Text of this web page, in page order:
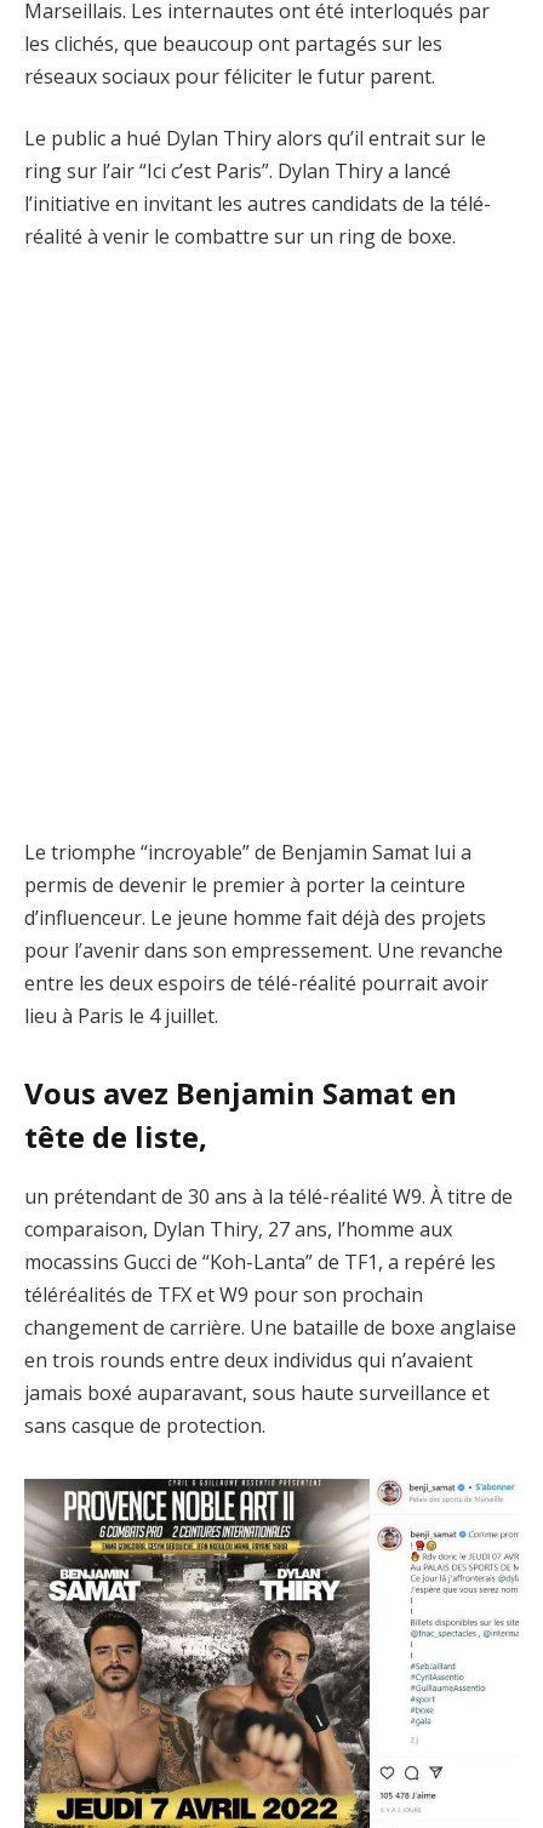
Marseillais. Les internautes ont été interloqués par
les clichés, que beaucoup ont partagés sur les
réseaux sociaux pour féliciter le futur parent.
Le public a hué Dylan Thiry alors qu’il entrait sur le
ring sur l’air “Ici c’est Paris”. Dylan Thiry a lancé
l’initiative en invitant les autres candidats de la télé-
réalité à venir le combattre sur un ring de boxe.
Le triomphe “incroyable” de Benjamin Samat lui a
permis de devenir le premier à porter la ceinture
d’influenceur. Le jeune homme fait déjà des projets
pour l’avenir dans son empressement. Une revanche
entre les deux espoirs de télé-réalité pourrait avoir
lieu à Paris le 4 juillet.
Vous avez Benjamin Samat en
tête de liste,
un prétendant de 30 ans à la télé-réalité W9. À titre de
comparaison, Dylan Thiry, 27 ans, l’homme aux
mocassins Gucci de “Koh-Lanta” de TF1, a repéré les
téléréalités de TFX et W9 pour son prochain
changement de carrière. Une bataille de boxe anglaise
en trois rounds entre deux individus qui n’avaient
jamais boxé auparavant, sous haute surveillance et
sans casque de protection.